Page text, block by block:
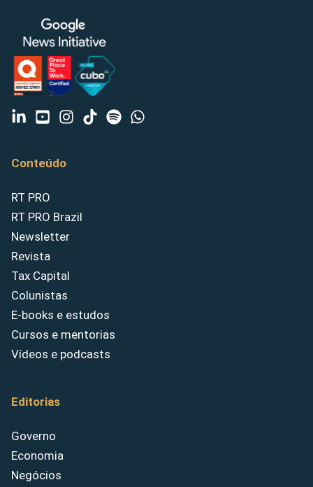
Conteúdo
RT PRO
RT PRO Brazil
Newsletter
Revista
Tax Capital
Colunistas
E-books e estudos
Cursos e mentorias
Vídeos e podcasts
Editorias
Governo
Economia
Negócios